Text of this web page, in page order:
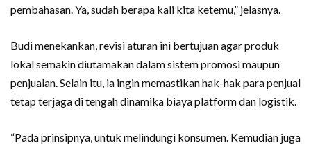
pembahasan. Ya, sudah berapa kali kita ketemu,” jelasnya.
Budi menekankan, revisi aturan ini bertujuan agar produk
lokal semakin diutamakan dalam sistem promosi maupun
penjualan. Selain itu, ia ingin memastikan hak-hak para penjual
tetap terjaga di tengah dinamika biaya platform dan logistik.
“Pada prinsipnya, untuk melindungi konsumen. Kemudian juga